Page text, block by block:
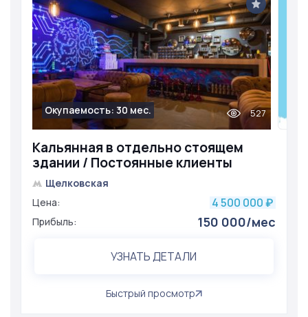
Кальянная в отдельно стоящем
здании / Постоянные клиенты
Окупаемость: 30 мес. 527
Щелковская
Цена:
4 500 000 ₽
Прибыль: 150 000/мес
УЗНАТЬ ДЕТАЛИ
Быстрый просмотр